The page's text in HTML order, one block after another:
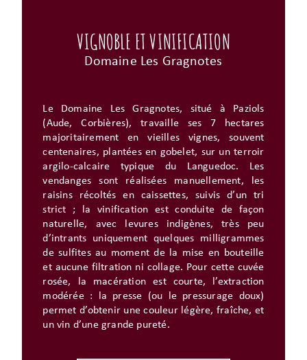
VIGNOBLE ET VINIFICATION
Domaine Les Gragnotes
Le Domaine Les Gragnotes, situé à Paziols
(Aude, Corbières), travaille ses 7 hectares
majoritairement en vieilles vignes, souvent
centenaires, plantées en gobelet, sur un terroir
argilo-calcaire typique du Languedoc. Les
vendanges sont réalisées manuellement, les
raisins récoltés en caissettes, suivis d’un tri
strict ; la vinification est conduite de façon
naturelle, avec levures indigènes, très peu
d’intrants uniquement quelques milligrammes
de sulfites au moment de la mise en bouteille
et aucune filtration ni collage. Pour cette cuvée
rosée, la macération est courte, l’extraction
modérée : la presse (ou le pressurage doux)
permet d’obtenir une couleur légère, fraîche, et
un vin d’une grande pureté.